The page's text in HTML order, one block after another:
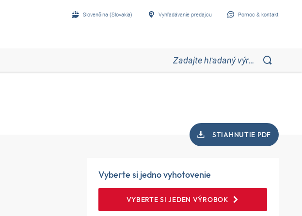
Slovenčina (Slovakia) Vyhľadávanie predajcu Pomoc & kontakt
STIAHNUTIE PDF
Vyberte si jedno vyhotovenie
VYBERTE SI JEDEN VÝROBOK